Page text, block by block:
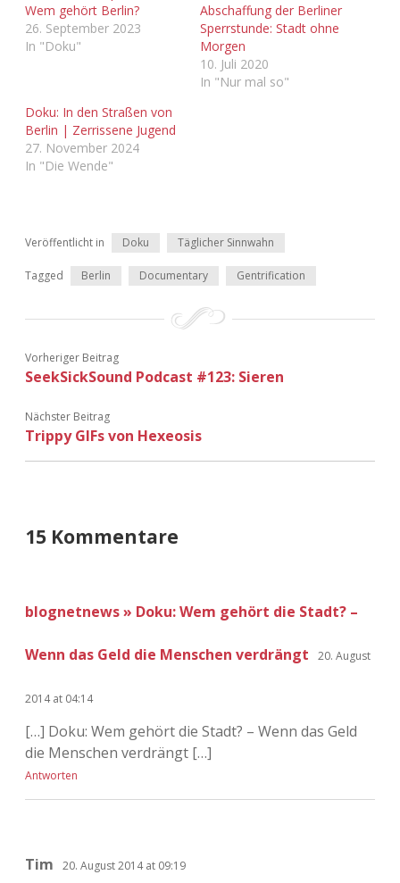
Wem gehört Berlin?
26. September 2023
In "Doku"
Abschaffung der Berliner
Sperrstunde: Stadt ohne
Morgen
10. Juli 2020
In "Nur mal so"
Doku: In den Straßen von
Berlin | Zerrissene Jugend
27. November 2024
In "Die Wende"
Veröffentlicht in Doku Täglicher Sinnwahn
Tagged Berlin Documentary Gentrification
Vorheriger Beitrag
SeekSickSound Podcast #123: Sieren
Nächster Beitrag
Trippy GIFs von Hexeosis
15 Kommentare
blognetnews » Doku: Wem gehört die Stadt? –
Wenn das Geld die Menschen verdrängt 20. August
2014 at 04:14
[…] Doku: Wem gehört die Stadt? – Wenn das Geld
die Menschen verdrängt […]
Antworten
Tim 20. August 2014 at 09:19